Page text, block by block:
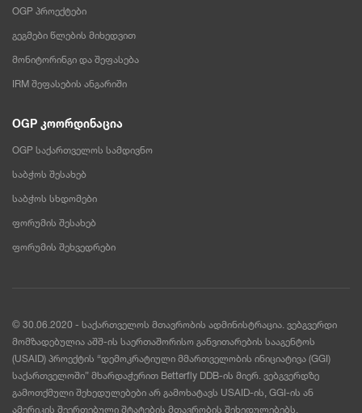
OGP პროექტები
გეგმები წლების მიხედვით
მონიტორინგი და შეფასება
IRM შეფასების ანგარიში
OGP კოორდინაცია
OGP საქართველოს სამდივნო
საბჭოს შესახებ
საბჭოს სხდომები
ფორუმის შესახებ
ფორუმის შეხვედრები
© 30.06.2020 - საქართველოს მთავრობის ადმინისტრაცია. ვებგვერდი
მომზადებულია აშშ-ის საერთაშორისო განვითარების სააგენტოს
(USAID) პროექტის “დემოკრატიული მმართველობის ინიციატივა (GGI)
საქართველოში” მხარდაჭერით Betterfly DDB-ის მიერ. ვებგვერდზე
გამოთქმული შეხედულებები არ გამოხატავს USAID-ის, GGI-ის ან
ამერიკის შეერთებული შტატების მთავრობის შეხედულებებს.